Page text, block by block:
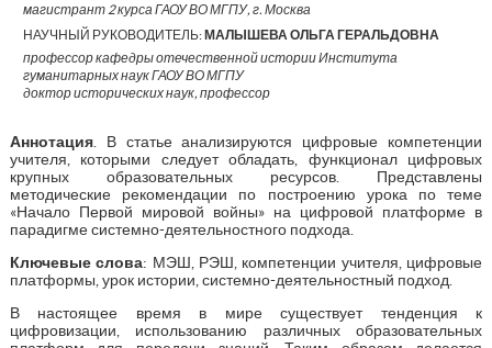
магистрант 2 курса ГАОУ ВО МГПУ, г. Москва
НАУЧНЫЙ РУКОВОДИТЕЛЬ:МАЛЫШЕВА ОЛЬГА ГЕРАЛЬДОВНА
профессор кафедры отечественной истории Института
гуманитарных наук ГАОУ ВО МГПУ
доктор исторических наук, профессор
Аннотация. В статье анализируются цифровые компетенции
учителя, которыми следует обладать, функционал цифровых
крупных образовательных ресурсов. Представлены
методические рекомендации по построению урока по теме
«Начало Первой мировой войны» на цифровой платформе в
парадигме системно-деятельностного подхода.
Ключевые слова: МЭШ, РЭШ, компетенции учителя, цифровые
платформы, урок истории, системно-деятельностный подход.
В настоящее время в мире существует тенденция к
цифровизации, использованию различных образовательных